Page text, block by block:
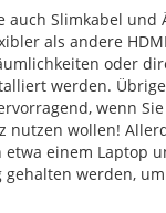
auch Slimkabel und
als andere
oder
werden.
wenn
nutzen wollen!
etwa einem Laptop
gehalten werden,